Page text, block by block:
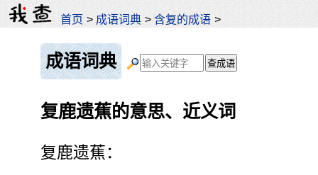
首页 > 成语词典 >含复的成语 >
成语词典
复鹿遗蕉的意思、近义词
复鹿遗蕉：